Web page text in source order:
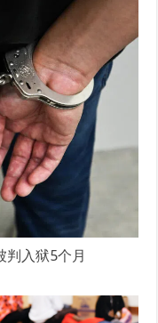
判入狱5个月